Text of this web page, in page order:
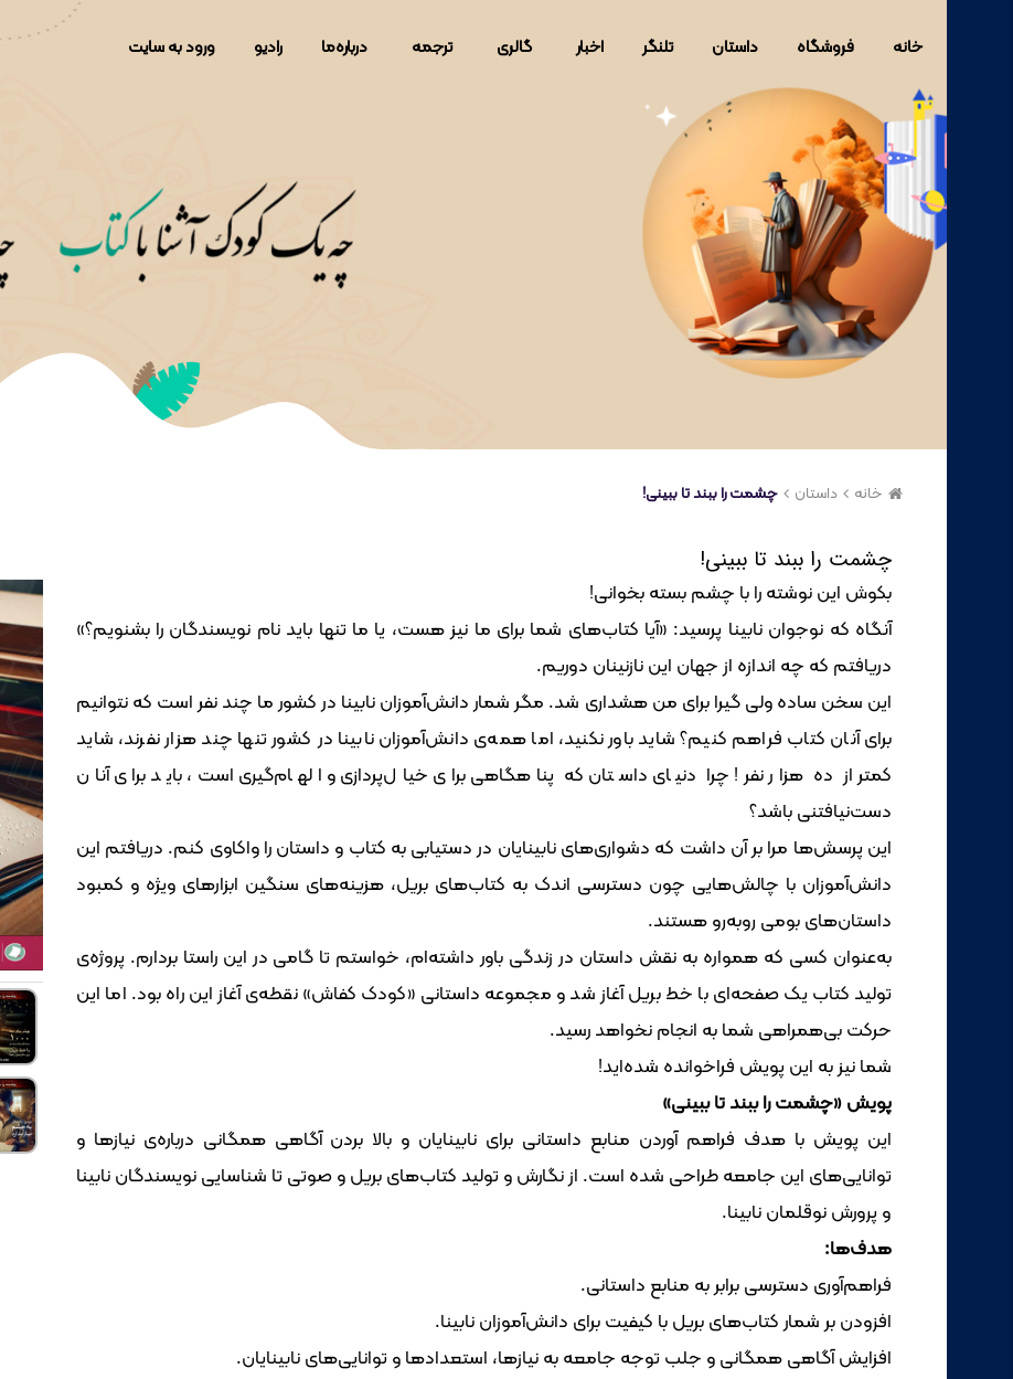
خانه فروشگاه داستان تلنگر اخبار گالری ترجمه دربار‌ه‌ما رادیو ورود به سایت
خانه داستان چشمت را ببند تا ببینی!
چشمت را ببند تا ببینی!
بکوش این نوشته را با چشم بسته بخوانی!
آنگاه که نوجوان نابینا پرسید: «آیا کتاب‌های شما برای ما نیز هست، یا ما تنها باید نام نویسندگان را بشنویم؟»
دریافتم که چه اندازه از جهان این نازنینان دوریم.
این سخن ساده ولی گیرا برای من هشداری شد. مگر شمار دانش‌آموزان نابینا در کشور ما چند نفر است که نتوانیم
برای آنان کتاب فراهم کنیم؟ شاید باور نکنید، اما همه‌ی دانش‌آموزان نابینا در کشور تنها چند هزار نفرند، شاید
کمتر از ده هزار نفر! چرا دنیای داستان که پناهگاهی برای خیال‌پردازی و الهام‌گیری است، باید برای آنان
دست‌نیافتنی باشد؟
این پرسش‌ها مرا بر آن داشت که دشواری‌های نابینایان در دستیابی به کتاب و داستان را واکاوی کنم. دریافتم این
دانش‌آموزان با چالش‌هایی چون دسترسی اندک به کتاب‌های بریل، هزینه‌های سنگین ابزارهای ویژه و کمبود
داستان‌های بومی روبه‌رو هستند.
به‌عنوان کسی که همواره به نقش داستان در زندگی باور داشته‌ام، خواستم تا گامی در این راستا بردارم. پروژه‌ی
تولید کتاب یک صفحه‌ای با خط بریل آغاز شد و مجموعه داستانی «کودک کفاش» نقطه‌ی آغاز این راه بود. اما این
حرکت بی‌همراهی شما به انجام نخواهد رسید.
شما نیز به این پویش فراخوانده شده‌اید!
پویش «چشمت را ببند تا ببینی»
این پویش با هدف فراهم آوردن منابع داستانی برای نابینایان و بالا بردن آگاهی همگانی درباره‌ی نیازها و
توانایی‌های این جامعه طراحی شده است. از نگارش و تولید کتاب‌های بریل و صوتی تا شناسایی نویسندگان نابینا
و پرورش نوقلمان نابینا.
هدف‌ها:
فراهم‌آوری دسترسی برابر به منابع داستانی.
افزودن بر شمار کتاب‌های بریل با کیفیت برای دانش‌آموزان نابینا.
افزایش آگاهی همگانی و جلب توجه جامعه به نیازها، استعدادها و توانایی‌های نابینایان.